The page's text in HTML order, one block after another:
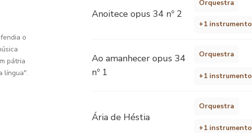
o
pátria
língua".
Anoitece opus 34 nº 2
Orquestra
+1 instrumento
Ao amanhecer opus 34
nº 1
Orquestra
+1 instrumento
Ária de Héstia
Orquestra
+1 instrumento